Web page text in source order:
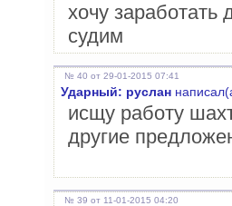
хочу
судим
№ 40 от 29-01-2015 07:41
Ударный: руслан
исщу работу
другие
№ 39 от 11-01-2015 04:20